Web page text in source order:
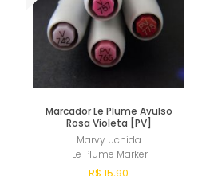
Marcador Le Plume Avulso
Rosa Violeta [PV]
Marvy Uchida
Le Plume Marker